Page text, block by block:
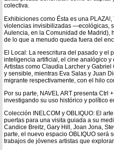
colectiva.
Exhibiciones como Ésta es una
violencias invisibilizadas —ecológicas,
Aulencia, en la Comunidad de Madrid),
de lo que a menudo queda fuera del
El Local: La reescritura del pasado y el
inteligencia artificial, el cine analógico
Artistas como Claudia Larcher y
y sensible, mientras Eva Salas y Juan
migrante respectivamente, con el hilo
Por su parte, NAVEL ART presenta Ctrl
investigando su uso histórico y político
Colección INELCOM y OBLIQUO: El
puertas para una visita guiada a su
Candice Breitz, Gary Hill, Joan Jona,
parte, el nuevo espacio OBLIQUO será
trabajos de jóvenes artistas que